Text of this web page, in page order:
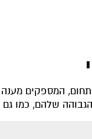
תחום, המספקים
שלהם, כמו